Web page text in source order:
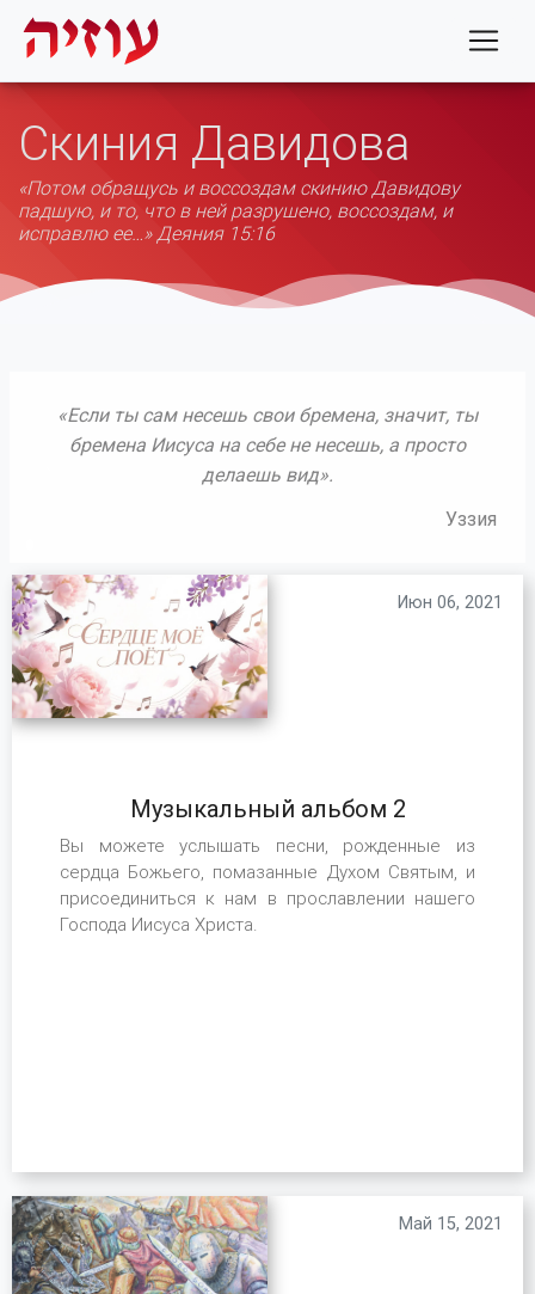
Скиния Давидова
«Потом обращусь и воссоздам скинию Давидову
падшую, и то, что в ней разрушено, воссоздам, и
исправлю ее…» Деяния 15:16
«Если ты сам несешь свои бремена, значит, ты
бремена Иисуса на себе не несешь, а просто
делаешь вид».
Уззия
Музыкальный альбом 2
Вы можете услышать песни, рожденные из
сердца Божьего, помазанные Духом Святым, и
присоединиться к нам в прославлении нашего
Господа Иисуса Христа.
Июн 06, 2021
Май 15, 2021